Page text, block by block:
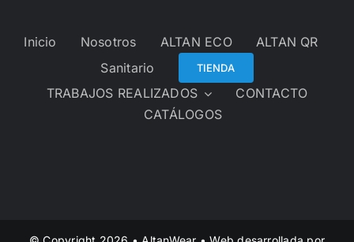
Inicio Nosotros ALTAN ECO
ALTAN QR
Sanitario
TIENDA
TRABAJOS REALIZADOS
CONTACTO
CATÁLOGOS